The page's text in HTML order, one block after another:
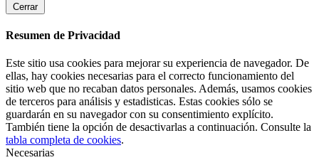
Cerrar
Resumen de Privacidad
Este sitio usa cookies para mejorar su experiencia de navegador. De
ellas, hay cookies necesarias para el correcto funcionamiento del
sitio web que no recaban datos personales. Además, usamos cookies
de terceros para análisis y estadisticas. Estas cookies sólo se
guardarán en su navegador con su consentimiento explícito.
También tiene la opción de desactivarlas a continuación. Consulte la
tabla completa de cookies.
Necesarias